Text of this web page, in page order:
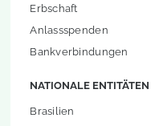
Erbschaft
Anlassspenden
Bankverbindungen
NATIONALE ENTITÄTEN
Brasilien